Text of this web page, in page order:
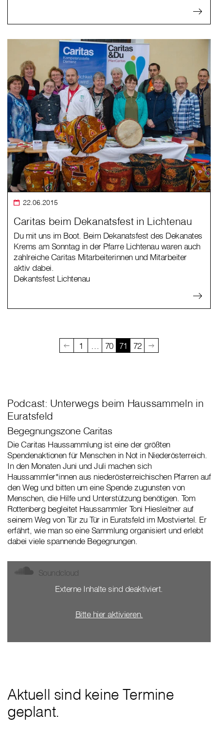
22.06.2015
Caritas beim Dekanatsfest in Lichtenau
Du mit uns im Boot. Beim Dekanatsfest des Dekanates
Krems am Sonntag in der Pfarre Lichtenau waren auch
zahlreiche Caritas Mitarbeiterinnen und Mitarbeiter
aktiv dabei.
Dekantsfest Lichtenau
1 70 71 72
Podcast: Unterwegs beim Haussammeln in
Euratsfeld
Begegnungszone Caritas
Die Caritas Haussammlung ist eine der größten
Spendenaktionen für Menschen in Not in Niederösterreich.
In den Monaten Juni und Juli machen sich
Haussammler*innen aus niederösterreichischen Pfarren auf
den Weg und bitten um eine Spende zugunsten von
Menschen, die Hilfe und Unterstützung benötigen. Tom
Rottenberg begleitet Haussammler Toni Hiesleitner auf
seinem Weg von Tür zu Tür in Euratsfeld im Mostviertel. Er
erfährt, wie man so eine Sammlung organisiert und erlebt
dabei viele spannende Begegnungen.
Soundcloud
Externe Inhalte sind deaktiviert.
Bitte hier aktivieren.
Aktuell sind keine Termine
geplant.